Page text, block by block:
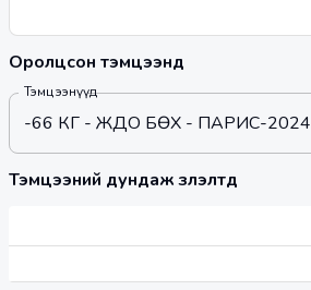
Оролцсон тэмцээнүүд
Тэмцээнүүд
-66 КГ - ЖҮДО БӨХ - ПАРИС-2024
Тэмцээний дундаж үзүүлэлтүүд